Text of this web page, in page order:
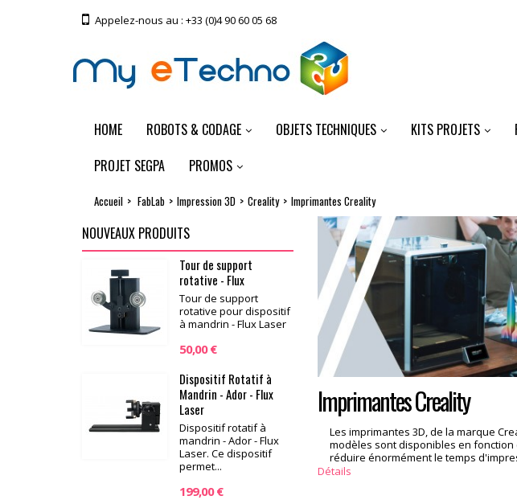
Appelez-nous au : +33 (0)4 90 60 05 68
HOME ROBOTS & CODAGE OBJETS TECHNIQUES KITS PROJETS
PROJET SEGPA
PROMOS
Accueil > FabLab > Impression 3D > Creality > Imprimantes Creality
NOUVEAUX PRODUITS
Tour de support
rotative - Flux
Tour de support
rotative pour dispositif
à mandrin - Flux Laser
50,00 €
Dispositif Rotatif à
Mandrin - Ador - Flux
Laser
Dispositif rotatif à
mandrin - Ador - Flux
Laser. Ce dispositif
permet...
199,00 €
Imprimantes Creality
Les imprimantes 3D, de la marque
modèles sont disponibles en
réduire énormément le temps
Détails